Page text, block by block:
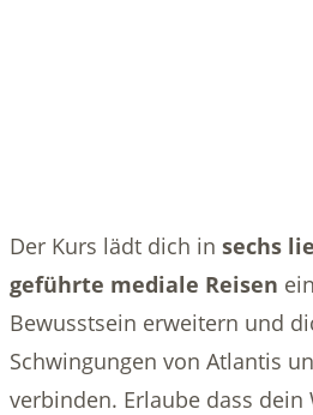
Der Kurs lädt dich in sechs
geführte mediale Reisen
Bewusstsein erweitern und
Schwingungen von Atlantis
verbinden. Erlaube dass dein